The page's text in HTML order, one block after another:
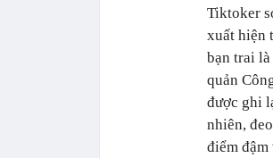
Tiktoker
xuất hiện
bạn trai
quản
được ghi
nhiên,
điểm